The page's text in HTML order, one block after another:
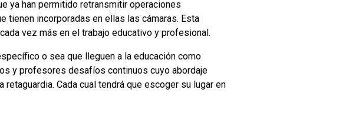
ya han permitido retransmitir operaciones
incorporadas en ellas las cámaras. Esta
vez más en el trabajo educativo y profesional.
o sea que lleguen a la educación como
y profesores desafíos continuos cuyo abordaje
Cada cual tendrá que escoger su lugar en